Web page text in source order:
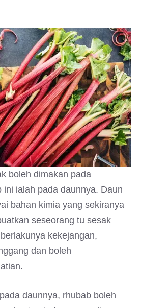
boleh dimakan pada
ini ialah pada daunnya. Daun
bahan kimia yang sekiranya
seseorang tu sesak
kekejangan,
dan boleh
daunnya, rhubab boleh